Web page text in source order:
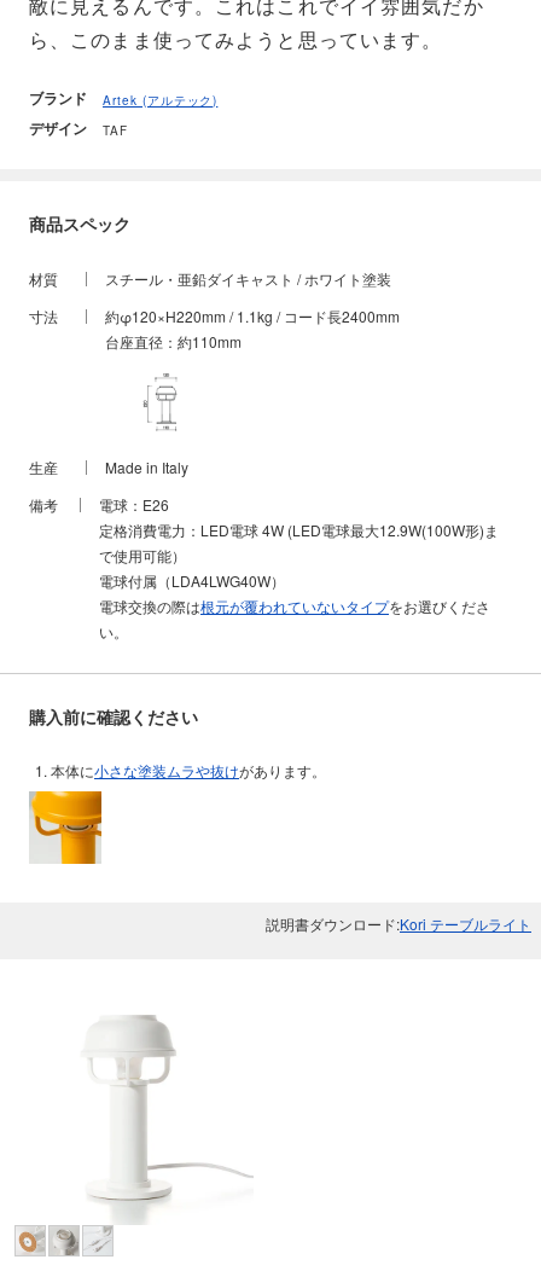
敵に見えるんです。これはこれでイイ雰囲気だか
ら、このまま使ってみようと思っています。
ブランド Artek (アルテック)
デザイン TAF
商品スペック
材質
スチール・亜鉛ダイキャスト / ホワイト塗装
寸法
約φ120×H220mm / 1.1kg / コード長2400mm
台座直径：約110mm
生産
Made in Italy
備考
電球：E26
定格消費電力：LED電球 4W (LED電球最大12.9W(100W形)ま
で使用可能）
電球付属（LDA4LWG40W）
電球交換の際は根元が覆われていないタイプをお選びくださ
い。
購入前に確認ください
本体に小さな塗装ムラや抜けがあります。
説明書ダウンロード:Kori テーブルライト